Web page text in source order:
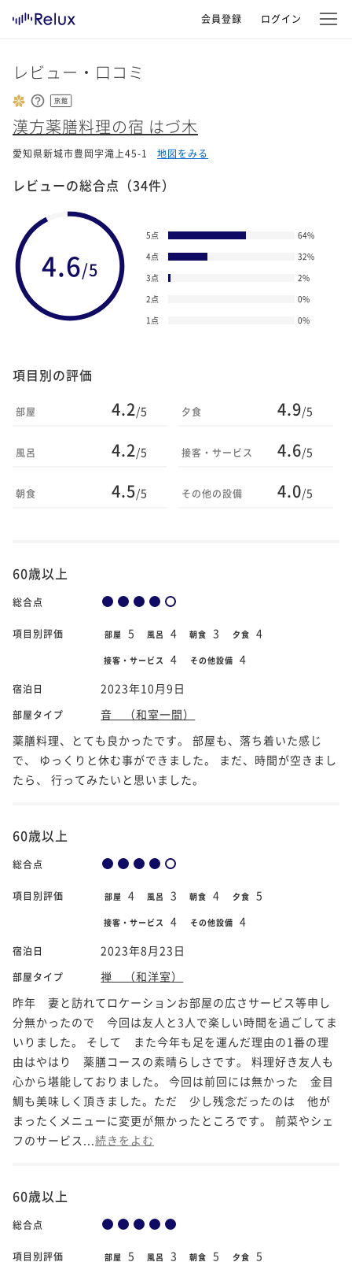
会員登録 ログイン
レビュー・口コミ
旅館
漢方薬膳料理の宿 はづ木
愛知県新城市豊岡字滝上45-1 地図をみる
レビューの総合点 （34件）
4.6/5
5点 64%
4点
32%
3点
2%
2点
0%
1点
0%
項目別の評価
部屋 4.2/5
風呂 4.2/5
朝食 4.5/5
夕食 4.9/5
接客・サービス 4.6/5
その他の設備 4.0/5
60歳以上
総合点
項目別評価 部屋 5 風呂 4 朝食 3 夕食 4
接客・サービス 4 その他設備 4
宿泊日 2023年10月9日
部屋タイプ
音 （和室一間）
薬膳料理、とても良かったです。 部屋も、落ち着いた感じ
で、 ゆっくりと休む事ができました。 まだ、時間が空きまし
たら、 行ってみたいと思いました。
60歳以上
総合点
項目別評価 部屋 4 風呂 3 朝食 4 夕食 5
接客・サービス 4 その他設備 4
宿泊日 2023年8月23日
部屋タイプ
禅 （和洋室）
昨年 妻と訪れてロケーションお部屋の広さサービス等申し
分無かったので 今回は友人と3人で楽しい時間を過ごしてま
いりました。 そして また今年も足を運んだ理由の1番の理
由はやはり 薬膳コースの素晴らしさです。 料理好き友人も
心から堪能しておりました。 今回は前回には無かった 金目
鯛も美味しく頂きました。ただ 少し残念だったのは 他が
まったくメニューに変更が無かったところです。 前菜やシェ
フのサービス... 続きをよむ
60歳以上
総合点
項目別評価 部屋 5 風呂 3 朝食 5 夕食 5